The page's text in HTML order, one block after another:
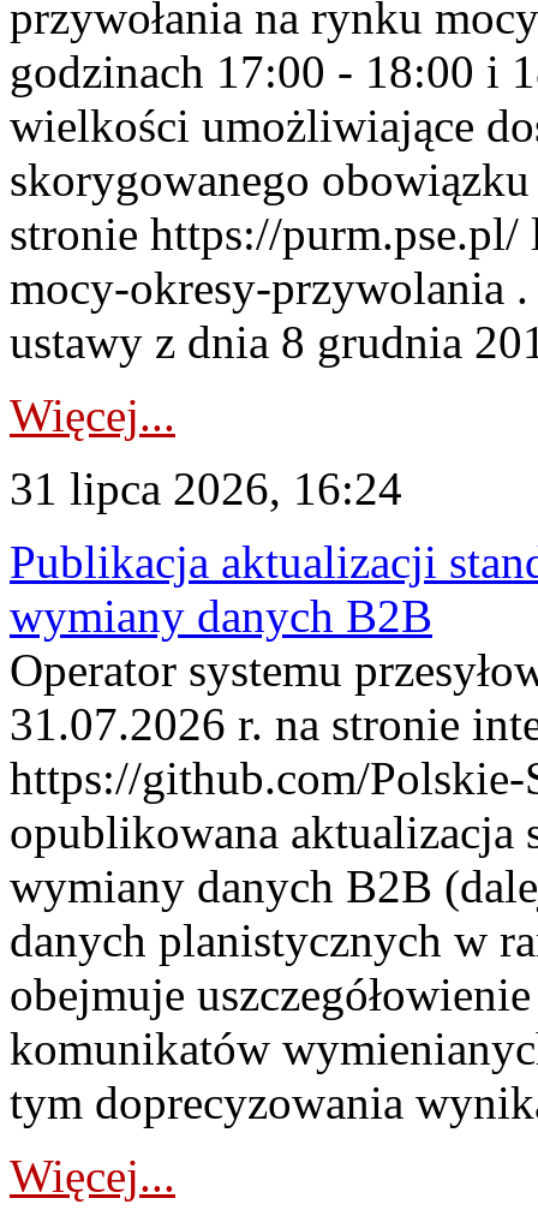
przywołania na rynku
godzinach 17:00 - 18:00 i
wielkości umożliwiające
skorygowanego
stronie https://
mocy-okresy-przywolania
ustawy z dnia 8 grudnia
Więcej...
31 lipca 2026, 16:24
Publikacja aktualizacji
wymiany danych B2B
Operator systemu
31.07.2026 r. na stronie
https://github.com/Polskie-
opublikowana aktualizacja
wymiany danych B2B
danych planistycznych w
obejmuje
komunikatów
tym doprecyzowania
Więcej...